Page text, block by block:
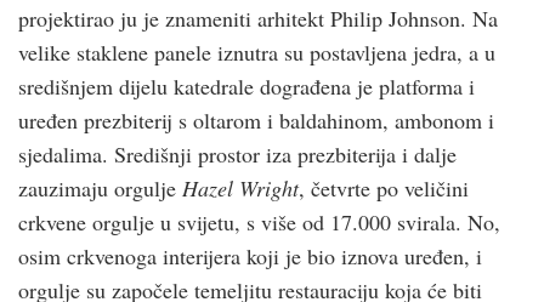
projektirao ju je znameniti arhitekt Philip Johnson. Na
velike staklene panele iznutra su postavljena jedra, a u
središnjem dijelu katedrale dograđena je platforma i
uređen prezbiterij s oltarom i baldahinom, ambonom i
sjedalima. Središnji prostor iza prezbiterija i dalje
zauzimaju orgulje Hazel Wright, četvrte po veličini
crkvene orgulje u svijetu, s više od 17.000 svirala. No,
osim crkvenoga interijera koji je bio iznova uređen, i
orgulje su započele temeljitu restauraciju koja će biti